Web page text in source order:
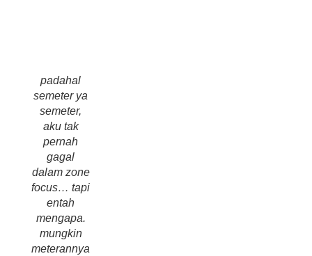
padahal
semeter ya
semeter,
aku tak
pernah
gagal
dalam zone
focus… tapi
entah
mengapa.
mungkin
meterannya